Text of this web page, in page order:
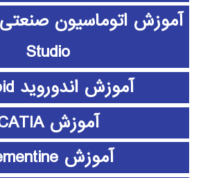
Studio
آموزش اندوروید android
آموزش CATIA
آموزش clementine